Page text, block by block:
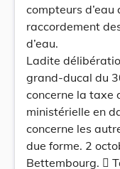
compteurs d’eau
raccordement
d’eau.
Ladite
grand-ducal du
concerne la taxe
ministérielle en
concerne les
due forme. 2
Bettembourg. 